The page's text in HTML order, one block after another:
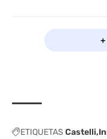
ETIQUETAS Castelli